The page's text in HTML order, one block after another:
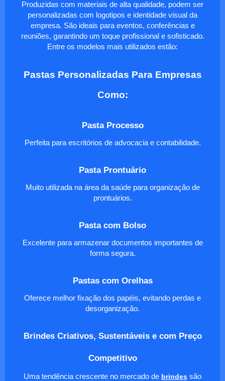
Produzidas com materiais de alta qualidade, podem ser
personalizadas com logotipos e identidade visual da
empresa. São ideais para eventos, conferências e
reuniões, garantindo um toque profissional e sofisticado.
Entre os modelos mais utilizados estão:
Pastas Personalizadas Para Empresas
Como:
Pasta Processo
Perfeita para escritórios de advocacia e contabilidade.
Pasta Prontuário
Muito utilizada na área da saúde para organização de
prontuários.
Pasta com Bolso
Excelente para armazenar documentos importantes de
forma segura.
Pastas com Orelhas
Oferece melhor fixação dos papéis, evitando perdas e
desorganização.
Brindes Criativos, Sustentáveis e com Preço
Competitivo
Uma tendência crescente no mercado de brindes são